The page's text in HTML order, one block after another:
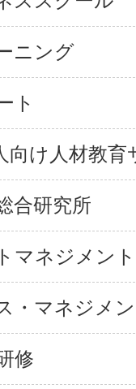
ニング
ト
向け人材教育
合研究所
マネジメン
・マネジメ
修